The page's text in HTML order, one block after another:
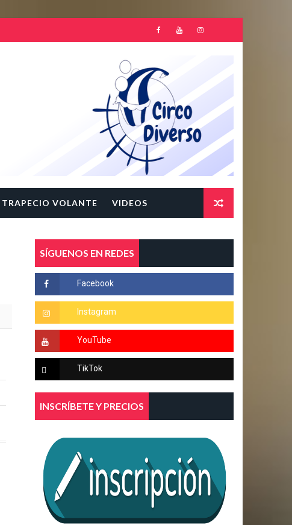
TRAPECIO VOLANTE VIDEOS
SÍGUENOS EN REDES
INSCRÍBETE Y PRECIOS